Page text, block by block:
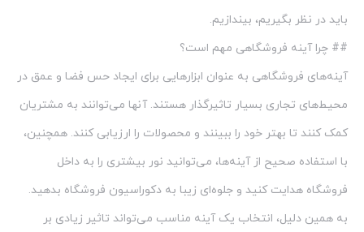
باید در نظر بگیریم، بیندازیم.
## چرا آینه فروشگاهی مهم است؟
آینه‌های فروشگاهی به عنوان ابزارهایی برای ایجاد حس فضا و عمق در
محیط‌های تجاری بسیار تاثیرگذار هستند. آنها می‌توانند به مشتریان
کمک کنند تا بهتر خود را ببینند و محصولات را ارزیابی کنند. همچنین،
با استفاده صحیح از آینه‌ها، می‌توانید نور بیشتری را به داخل
فروشگاه هدایت کنید و جلوه‌ای زیبا به دکوراسیون فروشگاه بدهید.
به همین دلیل، انتخاب یک آینه مناسب می‌تواند تاثیر زیادی بر